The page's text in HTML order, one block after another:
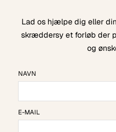
Lad os hjælpe dig eller
skræddersy et forløb der
og
NAVN
E-MAIL